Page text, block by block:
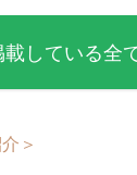
している全
＞